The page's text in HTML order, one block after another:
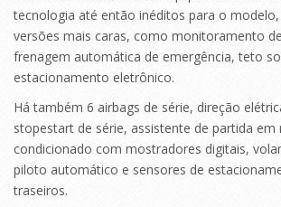
tecnologia até então inéditos para o
versões mais caras, como monitoramento
frenagem automática de emergência, teto
estacionamento eletrônico.
Há também 6 airbags de série, direção
stopestart de série, assistente de partida em
condicionado com mostradores digitais,
piloto automático e sensores de
traseiros.